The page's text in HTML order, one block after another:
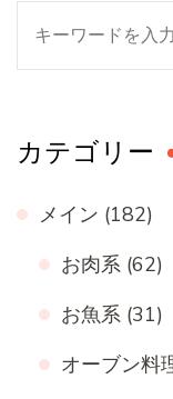
カテゴリー
メイン (182)
お肉系 (62)
お魚系 (31)
オーブン料